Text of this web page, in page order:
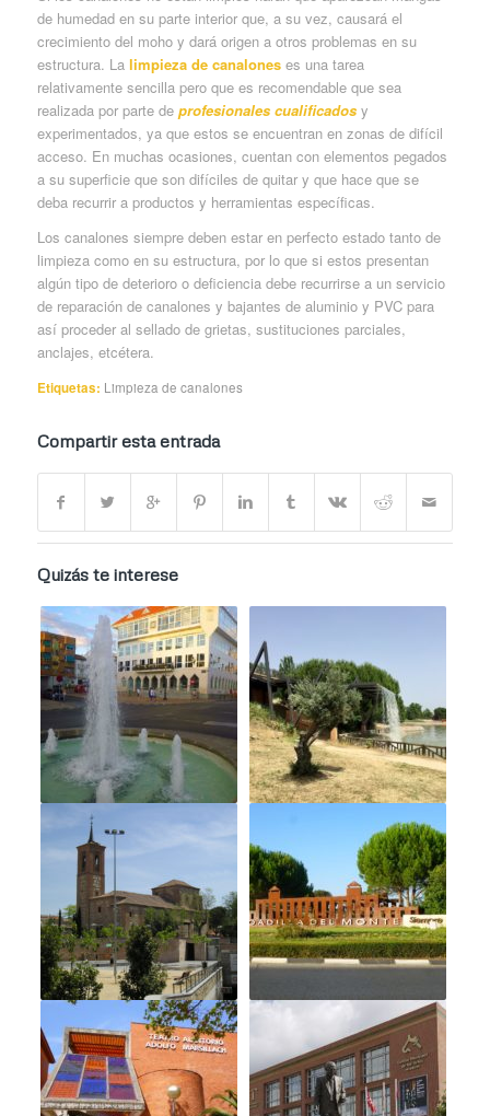
de humedad en su parte interior que, a su vez, causará el
crecimiento del moho y dará origen a otros problemas en su
estructura. La limpieza de canalones es una tarea
relativamente sencilla pero que es recomendable que sea
realizada por parte de profesionales cualificadosy
experimentados, ya que estos se encuentran en zonas de difícil
acceso. En muchas ocasiones, cuentan con elementos pegados
a su superficie que son difíciles de quitar y que hace que se
deba recurrir a productos y herramientas específicas.
Los canalones siempre deben estar en perfecto estado tanto de
limpieza como en su estructura, por lo que si estos presentan
algún tipo de deterioro o deficiencia debe recurrirse a un servicio
de reparación de canalones y bajantes de aluminio y PVC para
así proceder al sellado de grietas, sustituciones parciales,
anclajes, etcétera.
Etiquetas: Limpieza de canalones
Compartir esta entrada
Quizás te interese